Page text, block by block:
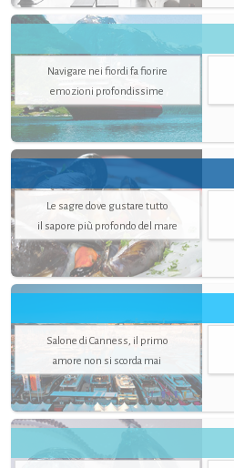
Navigare nei fiordi fa fiorire
emozioni profondissime
Le sagre dove gustare tutto
il sapore più profondo del mare
Salone di Canness, il primo
amore non si scorda mai